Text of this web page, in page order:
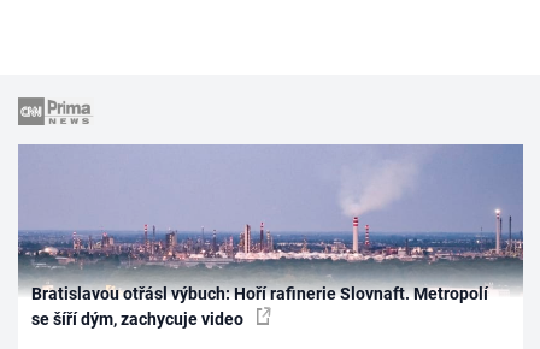
Bratislavou otřásl výbuch: Hoří rafinerie Slovnaft. Metropolí
se šíří dým, zachycuje video